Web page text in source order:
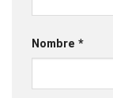
Nombre *